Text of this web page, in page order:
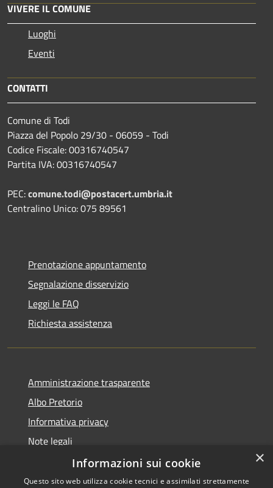
VIVERE IL COMUNE
Luoghi
Eventi
CONTATTI
Comune di Todi
Piazza del Popolo 29/30 - 06059 - Todi
Codice Fiscale: 00316740547
Partita IVA: 00316740547
PEC:comune.todi@postacert.umbria.it
Centralino Unico: 075 89561
Prenotazione appuntamento
Segnalazione disservizio
Leggi le FAQ
Richiesta assistenza
Amministrazione trasparente
Albo Pretorio
Informativa privacy
Note legali
Dichiarazione di accessibilità
×
Informazioni sui cookie
Questo sito web utilizza cookie tecnici e assimilati strettamente